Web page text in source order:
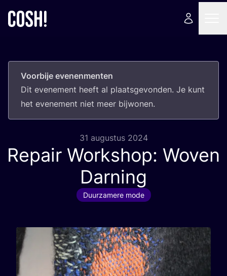
Voorbije evenenmenten
Dit eve­ne­ment heeft al plaats­ge­von­den. Je kunt
het eve­ne­ment niet meer bijwonen.
31 augustus 2024
Repair Workshop: Woven
Darning
Duurzamere mode